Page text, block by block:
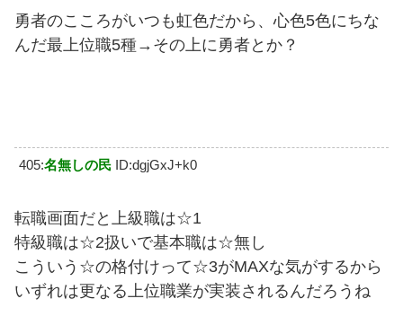
勇者のこころがいつも虹色だから、心色5色にちな
んだ最上位職5種→その上に勇者とか？
405:名無しの民 ID:dgjGxJ+k0
転職画面だと上級職は☆1
特級職は☆2扱いで基本職は☆無し
こういう☆の格付けって☆3がMAXな気がするから
いずれは更なる上位職業が実装されるんだろうね